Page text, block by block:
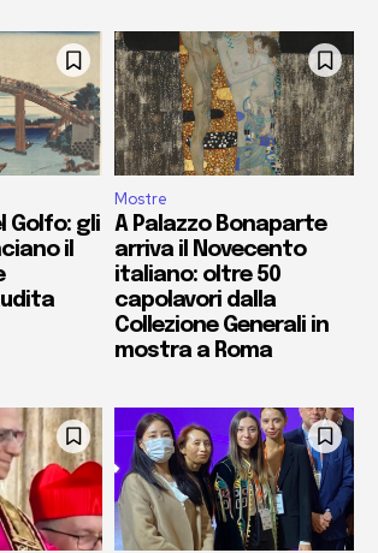
Golfo: gli
il
Mostre
A Palazzo Bonaparte
arriva il Novecento
italiano: oltre 50
capolavori dalla
Collezione Generali in
mostra a Roma